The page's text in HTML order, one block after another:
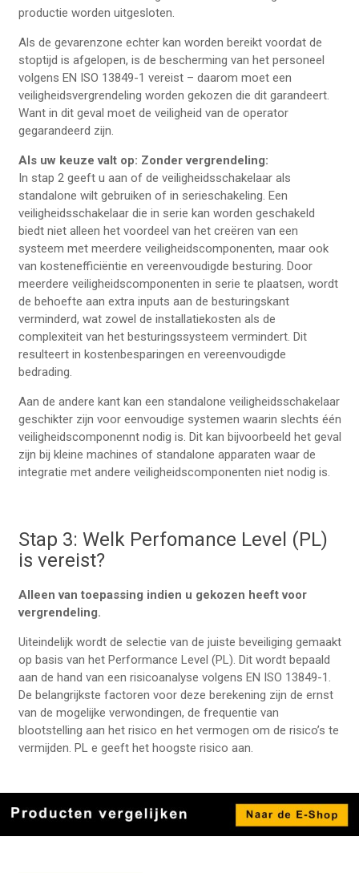
productie worden uitgesloten.
Als de gevarenzone echter kan worden bereikt voordat de
stoptijd is afgelopen, is de bescherming van het personeel
volgens EN ISO 13849-1 vereist – daarom moet een
veiligheidsvergrendeling worden gekozen die dit garandeert.
Want in dit geval moet de veiligheid van de operator
gegarandeerd zijn.
Als uw keuze valt op: Zonder vergrendeling:
In stap 2 geeft u aan of de veiligheidsschakelaar als
standalone wilt gebruiken of in serieschakeling. Een
veiligheidsschakelaar die in serie kan worden geschakeld
biedt niet alleen het voordeel van het creëren van een
systeem met meerdere veiligheidscomponenten, maar ook
van kostenefficiëntie en vereenvoudigde besturing. Door
meerdere veiligheidscomponenten in serie te plaatsen, wordt
de behoefte aan extra inputs aan de besturingskant
verminderd, wat zowel de installatiekosten als de
complexiteit van het besturingssysteem vermindert. Dit
resulteert in kostenbesparingen en vereenvoudigde
bedrading.
Aan de andere kant kan een standalone veiligheidsschakelaar
geschikter zijn voor eenvoudige systemen waarin slechts één
veiligheidscomponennt nodig is. Dit kan bijvoorbeeld het geval
zijn bij kleine machines of standalone apparaten waar de
integratie met andere veiligheidscomponenten niet nodig is.
Stap 3: Welk Perfomance Level (PL)
is vereist?
Alleen van toepassing indien u gekozen heeft voor
vergrendeling.
Uiteindelijk wordt de selectie van de juiste beveiliging gemaakt
op basis van het Performance Level (PL). Dit wordt bepaald
aan de hand van een risicoanalyse volgens EN ISO 13849-1.
De belangrijkste factoren voor deze berekening zijn de ernst
van de mogelijke verwondingen, de frequentie van
blootstelling aan het risico en het vermogen om de risico’s te
vermijden. PL e geeft het hoogste risico aan.